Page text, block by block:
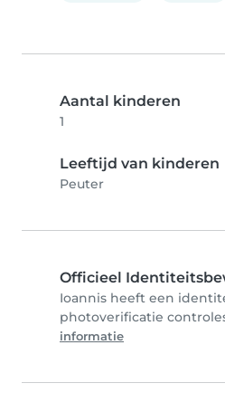
Aantal kinderen
1
Leeftijd van kinderen
Peuter
Officieel
Ioannis heeft een
photoverificatie
informatie